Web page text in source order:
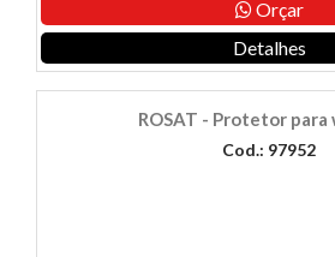
Orçar
Detalhes
ROSAT - Protetor para
Cod.: 97952